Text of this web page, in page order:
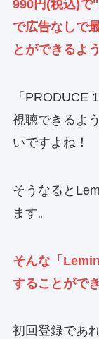
990円(税込)で
で広告なしで
とができるよ
「PRODUCE
視聴できるよ
いですよね！
そうなると
ます。
そんな「
することがで
初回登録であ